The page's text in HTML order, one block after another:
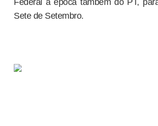
Federal a época também do PT,
Sete de Setembro.